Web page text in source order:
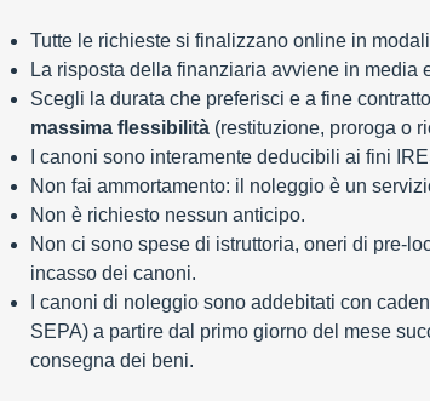
Tutte le richieste si finalizzano online in
La risposta della finanziaria avviene in media
Scegli la durata che preferisci e a fine
massima flessibilità(restituzione, proroga o
I canoni sono interamente deducibili ai fini
Non fai ammortamento: il noleggio è un
Non è richiesto nessun anticipo.
Non ci sono spese di istruttoria, oneri di pre-
incasso dei canoni.
I canoni di noleggio sono addebitati con
SEPA) a partire dal primo giorno del mese
consegna dei beni.